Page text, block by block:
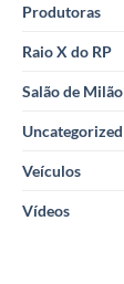
Produtoras
Raio X do RP
Salão de Milão
Uncategorized
Veículos
Vídeos